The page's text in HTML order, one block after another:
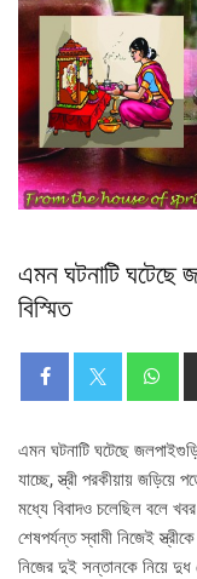
এমন ঘটনাটি
বিস্মিত
এমন ঘটনাটি ঘটেছে
যাচ্ছে, স্ত্রী পরকীয়ায় জড়িয়ে
মধ্যে বিবাদও চলেছিল বলে
শেষপর্যন্ত স্বামী নিজেই
নিজের দুই সন্তানকে নিয়ে